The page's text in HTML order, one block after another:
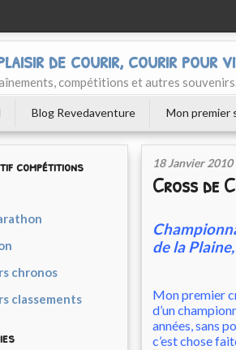
de courir, courir pour
compétitions et autres
Blog Revedaventure Mon premier
compétitions
chronos
classements
18 Janvier 2010
Cross de
de la
Mon premier
d’un
années, sans
c’est chose